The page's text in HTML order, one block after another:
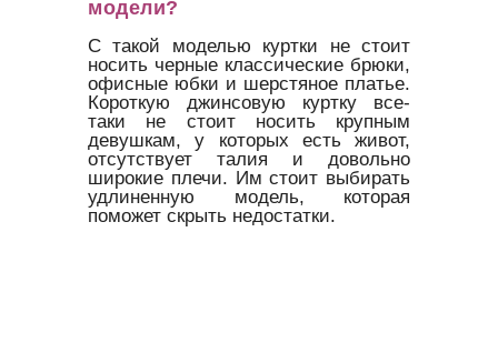
модели?
С такой моделью куртки не стоит
носить черные классические брюки,
офисные юбки и шерстяное платье.
Короткую джинсовую куртку все-
таки не стоит носить крупным
девушкам, у которых есть живот,
отсутствует талия и довольно
широкие плечи. Им стоит выбирать
удлиненную модель, которая
поможет скрыть недостатки.